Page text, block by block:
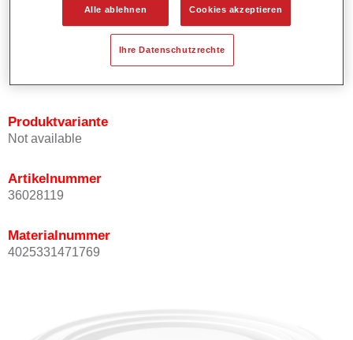
1,5 Spritzgängen.
Bietet ein gutes Standvermögen.
Verfügt über ein hohes Deckvermögen.
Besitzt eine hohe Farbtongenauigkeit.
Produktvariante
Not available
Artikelnummer
36028119
Materialnummer
4025331471769
Alle ablehnen Cookies akzeptieren
Ihre Datenschutzrechte